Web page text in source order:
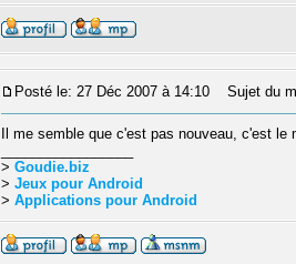
Posté le: 27 Déc 2007 à 14:10 Sujet du
Il me semble que c'est pas nouveau, c'est
>Goudie.biz
>Jeux pour Android
>Applications pour Android